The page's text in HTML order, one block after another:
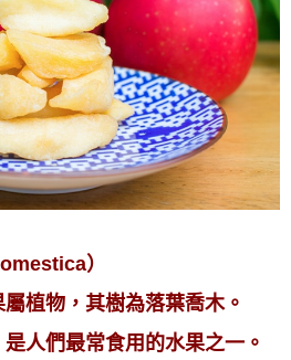
）
植物，其樹為落葉喬木。
人們最常食用的水果之一。